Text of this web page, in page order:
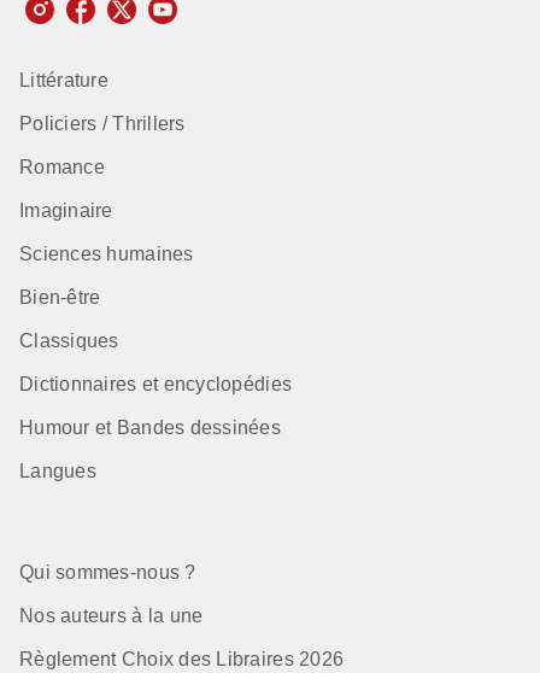
Littérature
Policiers / Thrillers
Romance
Imaginaire
Sciences humaines
Bien-être
Classiques
Dictionnaires et encyclopédies
Humour et Bandes dessinées
Langues
Qui sommes-nous ?
Nos auteurs à la une
Règlement Choix des Libraires 2026